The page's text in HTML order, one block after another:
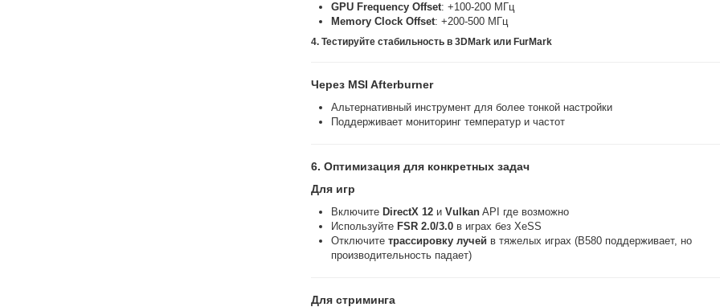
GPU Frequency Offset: +100-200 МГц
Memory Clock Offset: +200-500 МГц
4. Тестируйте стабильность в 3DMark или FurMark
Через MSI Afterburner
Альтернативный инструмент для более тонкой настройки
Поддерживает мониторинг температур и частот
6. Оптимизация для конкретных задач
Для игр
Включите DirectX 12 и Vulkan API где возможно
Используйте FSR 2.0/3.0 в играх без XeSS
Отключите трассировку лучей в тяжелых играх (B580 поддерживает, но
производительность падает)
Для стриминга